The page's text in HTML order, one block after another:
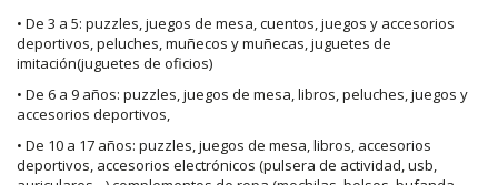
• De 3 a 5: puzzles, juegos de mesa, cuentos, juegos y accesorios
deportivos, peluches, muñecos y muñecas, juguetes de
imitación(juguetes de oficios)
• De 6 a 9 años: puzzles, juegos de mesa, libros, peluches, juegos y
accesorios deportivos,
• De 10 a 17 años: puzzles, juegos de mesa, libros, accesorios
deportivos, accesorios electrónicos (pulsera de actividad, usb,